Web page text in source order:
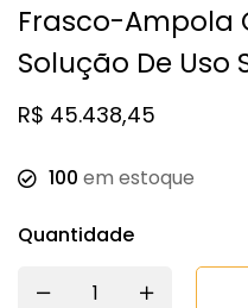
Frasco-Ampola
Solução De Uso
R$ 45.438,45
100 em estoque
Quantidade